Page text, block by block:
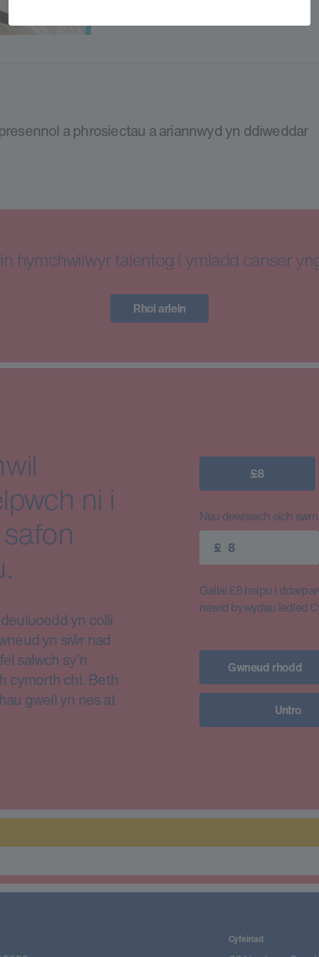
a phrosiectau a ariannwyd yn ddiweddar
hymchwilwyr talentog i ymladd canser
Rhoi arlein
ni i
yn colli
yn siŵr nad
salwch sy’n
cymorth chi. Beth
gwell yn nes at
£8
Neu dewiswch eich
£
Gallai £8 helpu i
newid bywydau ledled
Gwneud rhodd
Untro
Cyfeiriad